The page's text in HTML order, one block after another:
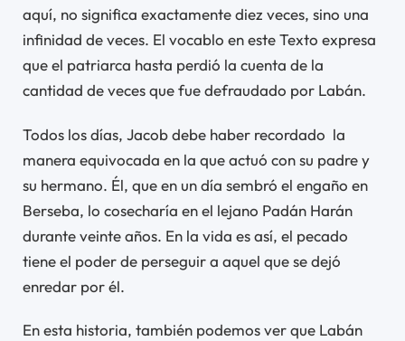
aquí, no significa exactamente diez veces, sino una
infinidad de veces. El vocablo en este Texto expresa
que el patriarca hasta perdió la cuenta de la
cantidad de veces que fue defraudado por Labán.
Todos los días, Jacob debe haber recordado la
manera equivocada en la que actuó con su padre y
su hermano. Él, que en un día sembró el engaño en
Berseba, lo cosecharía en el lejano Padán Harán
durante veinte años. En la vida es así, el pecado
tiene el poder de perseguir a aquel que se dejó
enredar por él.
En esta historia, también podemos ver que Labán